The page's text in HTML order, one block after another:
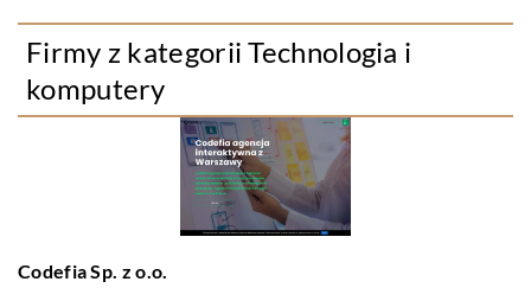
Firmy z kategorii Technologia i
komputery
Codefia Sp. z o.o.